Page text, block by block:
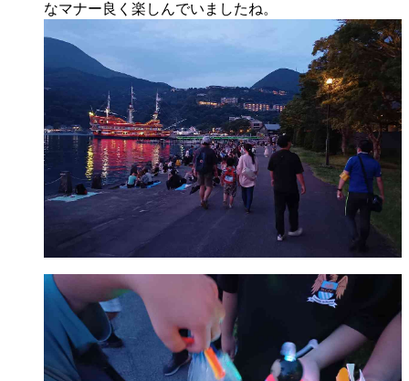
なマナー良く楽しんでいましたね。